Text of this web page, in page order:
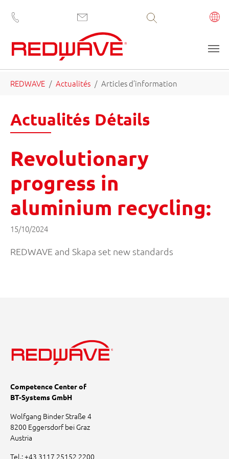
Volltextsuche
REDWAVE Actualités Articles d’information
Actualités Détails
Revolutionary
progress in
aluminium recycling:
15/10/2024
REDWAVE and Skapa set new standards
Competence Center of
BT-Systems GmbH
Wolfgang Binder Straße 4
8200 Eggersdorf bei Graz
Austria
Tel.:+43 3117 25152 2200